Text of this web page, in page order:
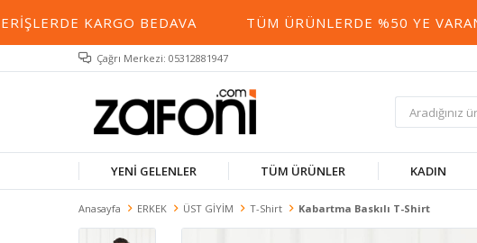
KARGO BEDAVA TÜM ÜRÜNLERDE %50 YE VARAN
Çağrı Merkezi: 05312881947
YENİ GELENLER TÜM ÜRÜNLER KADIN
Anasayfa ERKEK ÜST GİYİM T-Shirt Kabartma Baskılı T-Shirt